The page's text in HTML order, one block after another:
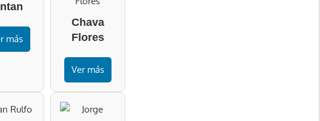
más
Chava
Flores
Ver más